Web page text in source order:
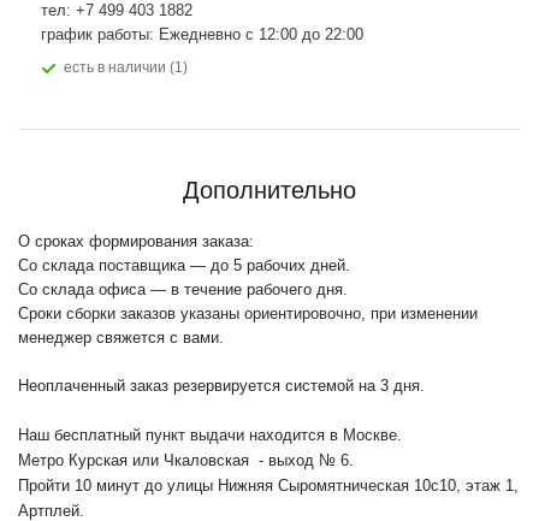
тел: +7 499 403 1882
график работы: Ежедневно с 12:00 до 22:00
Есть в наличии (1)
Дополнительно
О сроках формирования заказа:
Со склада поставщика — до 5 рабочих дней.
Со склада офиса — в течение рабочего дня.
Сроки сборки заказов указаны ориентировочно, при изменении
менеджер свяжется с вами.
Неоплаченный заказ резервируется системой на 3 дня.
Наш бесплатный пункт выдачи находится в Москве.
Метро Курская или Чкаловская - выход № 6.
Пройти 10 минут до улицы Нижняя Сыромятническая 10с10, этаж 1,
Артплей.